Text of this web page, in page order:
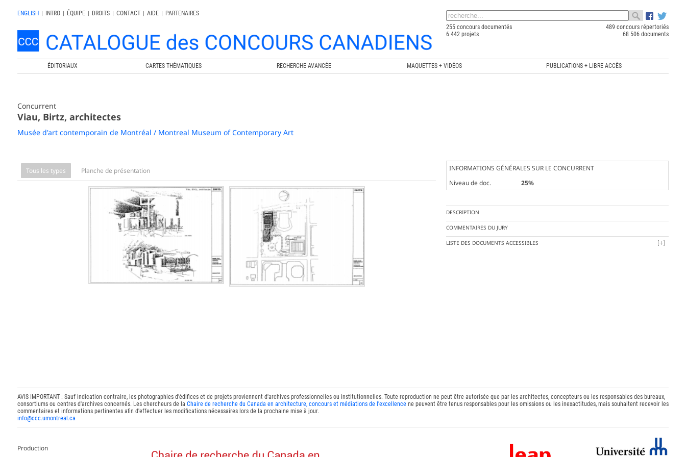
ENGLISH | INTRO | ÉQUIPE | DROITS | CONTACT | AIDE |
PARTENAIRES
255 concours documentés
489 concours répertoriés
6 442 projets
68 506 documents
ÉDITORIAUX CARTES THÉMATIQUES RECHERCHE AVANCÉE MAQUETTES + VIDÉOS PUBLICATIONS + LIBRE ACCÈS
Concurrent
Viau, Birtz, architectes
Musée d'art contemporain de Montréal / Montreal Museum of Contemporary Art
Tous les types Planche de présentation
INFORMATIONS GÉNÉRALES SUR LE CONCURRENT
Niveau de doc.
25%
DESCRIPTION
COMMENTAIRES DU JURY
LISTE DES DOCUMENTS ACCESSIBLES
AVIS IMPORTANT : Sauf indication contraire, les photographies d'édifices et de projets proviennent d'archives professionnelles ou institutionnelles. Toute reproduction ne peut être autorisée que par les architectes, concepteurs ou les responsables des bureaux,
consortiums ou centres d'archives concernés. Les chercheurs de la Chaire de recherche du Canada en architecture, concours et médiations de l'excellencene peuvent être tenus responsables pour les omissions ou les inexactitudes, mais souhaitent recevoir les
commentaires et informations pertinentes afin d'effectuer les modifications nécessaires lors de la prochaine mise à jour.
info@ccc.umontreal.ca
Production